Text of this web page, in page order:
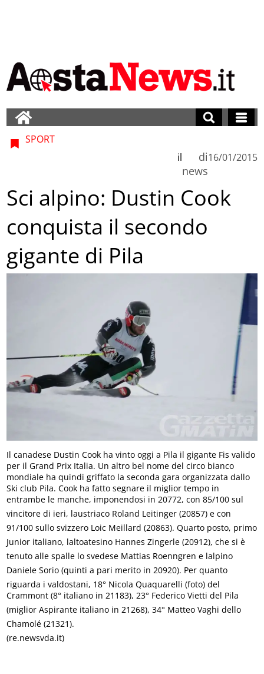
SPORT
di
news
il 16/01/2015
Sci alpino: Dustin Cook
conquista il secondo
gigante di Pila
Il canadese Dustin Cook ha vinto oggi a Pila il gigante Fis valido
per il Grand Prix Italia. Un altro bel nome del circo bianco
mondiale ha quindi griffato la seconda gara organizzata dallo
Ski club Pila. Cook ha fatto segnare il miglior tempo in
entrambe le manche, imponendosi in 20772, con 85/100 sul
vincitore di ieri, laustriaco Roland Leitinger (20857) e con
91/100 sullo svizzero Loic Meillard (20863). Quarto posto, primo
Junior italiano, laltoatesino Hannes Zingerle (20912), che si è
tenuto alle spalle lo svedese Mattias Roenngren e lalpino
Daniele Sorio (quinti a pari merito in 20920). Per quanto
riguarda i valdostani, 18° Nicola Quaquarelli (foto) del
Crammont (8° italiano in 21183), 23° Federico Vietti del Pila
(miglior Aspirante italiano in 21268), 34° Matteo Vaghi dello
Chamolé (21321).
(re.newsvda.it)